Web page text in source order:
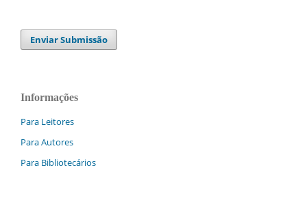
Enviar Submissão
Informações
Para Leitores
Para Autores
Para Bibliotecários